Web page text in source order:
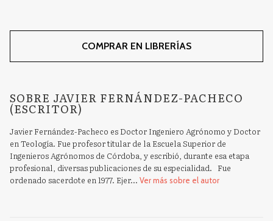
COMPRAR EN LIBRERÍAS
SOBRE JAVIER FERNÁNDEZ-PACHECO
(ESCRITOR)
Javier Fernández-Pacheco es Doctor Ingeniero Agrónomo y Doctor
en Teología. Fue profesor titular de la Escuela Superior de
Ingenieros Agrónomos de Córdoba, y escribió, durante esa etapa
profesional, diversas publicaciones de su especialidad. Fue
ordenado sacerdote en 1977. Ejer... Ver más sobre el autor